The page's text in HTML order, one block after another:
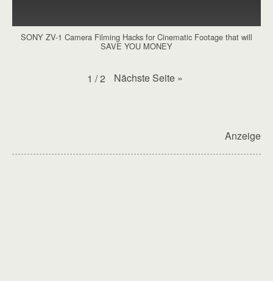
SONY ZV-1 Camera Filming Hacks for Cinematic Footage that will
SAVE YOU MONEY
1 /2 Nächste Seite »
Anzeige